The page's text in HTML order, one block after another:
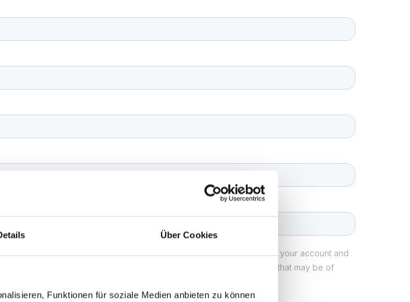
Über Cookies
Funktionen für soziale Medien anbieten zu können